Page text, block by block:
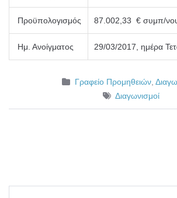
Προϋπολογισμός 87.002,33 € συμπ/
Ημ. Ανοίγματος 29/03/2017, ημέρα
Γραφείο Προμηθειών
Διαγωνισμοί